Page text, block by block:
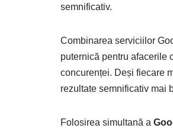
semnificativ.
Combinarea serviciilor
puternică pentru afacerile
concurenței. Deși fiecare
rezultate semnificativ mai
Folosirea simultană a